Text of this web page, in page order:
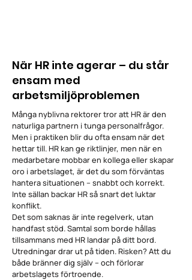
När HR inte agerar – du står
ensam med
arbetsmiljöproblemen
Många nyblivna rektorer tror att HR är den
naturliga partnern i tunga personalfrågor.
Men i praktiken blir du ofta ensam när det
hettar till. HR kan ge riktlinjer, men när en
medarbetare mobbar en kollega eller skapar
oro i arbetslaget, är det du som förväntas
hantera situationen – snabbt och korrekt.
Inte sällan backar HR så snart det luktar
konflikt.
Det som saknas är inte regelverk, utan
handfast stöd. Samtal som borde hållas
tillsammans med HR landar på ditt bord.
Utredningar drar ut på tiden. Risken? Att du
både bränner dig själv – och förlorar
arbetslagets förtroende.